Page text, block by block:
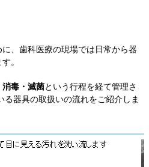
、歯科医療の現場では日常から器
。
消毒・滅菌という行程を経て管理さ
器具の取扱いの流れをご紹介しま